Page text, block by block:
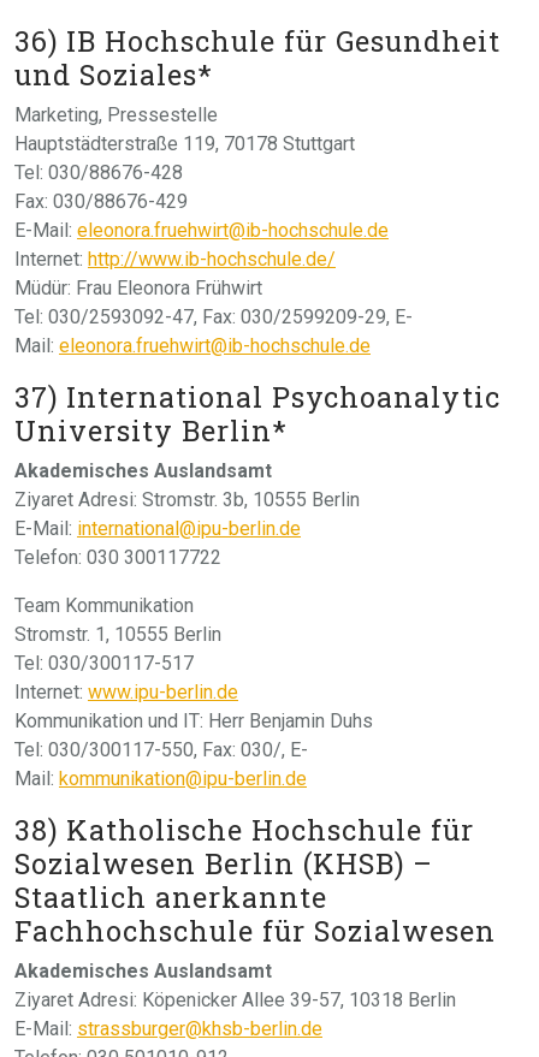
36) IB Hochschule für Gesundheit
und Soziales*
Marketing, Pressestelle
Hauptstädterstraße 119, 70178 Stuttgart
Tel: 030/88676-428
Fax: 030/88676-429
E-Mail: eleonora.fruehwirt@ib-hochschule.de
Internet: http://www.ib-hochschule.de/
Müdür: Frau Eleonora Frühwirt
Tel: 030/2593092-47, Fax: 030/2599209-29, E-
Mail: eleonora.fruehwirt@ib-hochschule.de
37) International Psychoanalytic
University Berlin*
Akademisches Auslandsamt
Ziyaret Adresi: Stromstr. 3b, 10555 Berlin
E-Mail: international@ipu-berlin.de
Telefon: 030 300117722
Team Kommunikation
Stromstr. 1, 10555 Berlin
Tel: 030/300117-517
Internet: www.ipu-berlin.de
Kommunikation und IT: Herr Benjamin Duhs
Tel: 030/300117-550, Fax: 030/, E-
Mail: kommunikation@ipu-berlin.de
38) Katholische Hochschule für
Sozialwesen Berlin (KHSB) –
Staatlich anerkannte
Fachhochschule für Sozialwesen
Akademisches Auslandsamt
Ziyaret Adresi: Köpenicker Allee 39-57, 10318 Berlin
E-Mail: strassburger@khsb-berlin.de